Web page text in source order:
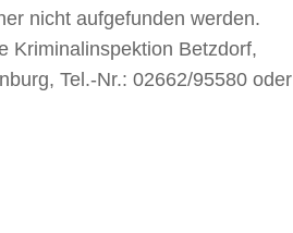
nicht aufgefunden werden.
Kriminalinspektion Betzdorf,
Tel.-Nr.: 02662/95580 oder